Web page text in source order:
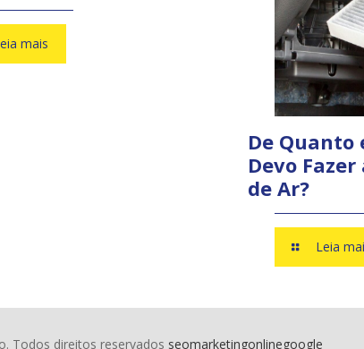
mais
De Quanto
Devo
de Ar?
Leia
Todos direitos reservados seomarketingonlinegoogle